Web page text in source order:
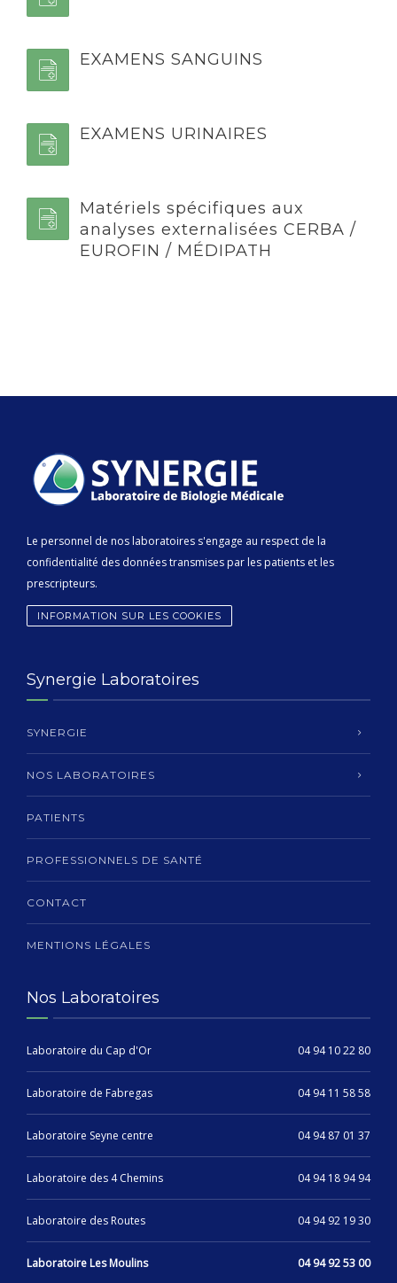
EXAMENS SANGUINS
EXAMENS URINAIRES
Matériels spécifiques aux
analyses externalisées CERBA /
EUROFIN / MÉDIPATH
Le personnel de nos laboratoires s'engage au respect de la
confidentialité des données transmises par les patients et les
prescripteurs.
INFORMATION SUR LES COOKIES
Synergie Laboratoires
SYNERGIE
NOS LABORATOIRES
PATIENTS
PROFESSIONNELS DE SANTÉ
CONTACT
MENTIONS LÉGALES
Nos Laboratoires
Laboratoire du Cap d'Or 04 94 10 22 80
Laboratoire de Fabregas 04 94 11 58 58
Laboratoire Seyne centre 04 94 87 01 37
Laboratoire des 4 Chemins 04 94 18 94 94
Laboratoire des Routes 04 94 92 19 30
Laboratoire Les Moulins 04 94 92 53 00